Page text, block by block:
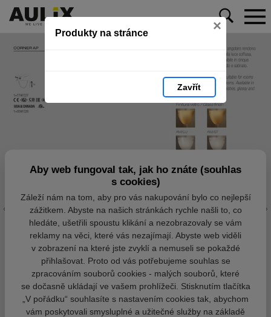
Produkty na stránce ×
Zavřít
Aby web fungoval tak, jak ho znáte (souhlas
s cookies)
Záleží nám na tom, aby pro vás nakupování bylo co nejlepší
zážitkem. Abyste na našich stránkách rychle našli to, co
hledáte, ušetřili spoustu klikání a nezobrazovaly se vám
reklamy na věci, které vás nezajímají. Abyste web viděli
v zobrazení na které jste zvyklí a nemuseli se pokaždé
přihlašovat. Proto od vás potřebujeme souhlas se
zpracováním souborů cookies - malých souborů, které
se dočasně ukládají ve vašem prohlížeči. Stisknutím tlačítka
„V pořádku“ souhlasíte s nastavením cookies tak, abychom
vám poskytovali smysluplné a užitečné služby na základě